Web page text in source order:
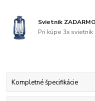
Svietnik ZADARMO
Pri kúpe 3x
Kompletné špecifikácie